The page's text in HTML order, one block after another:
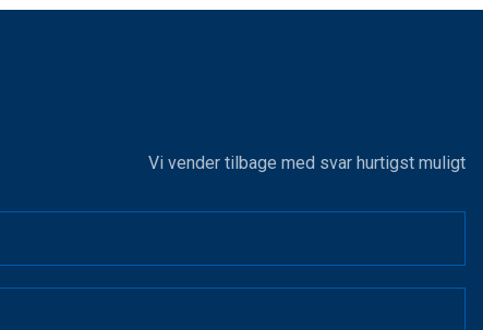
Vi vender tilbage med svar hurtigst muligt